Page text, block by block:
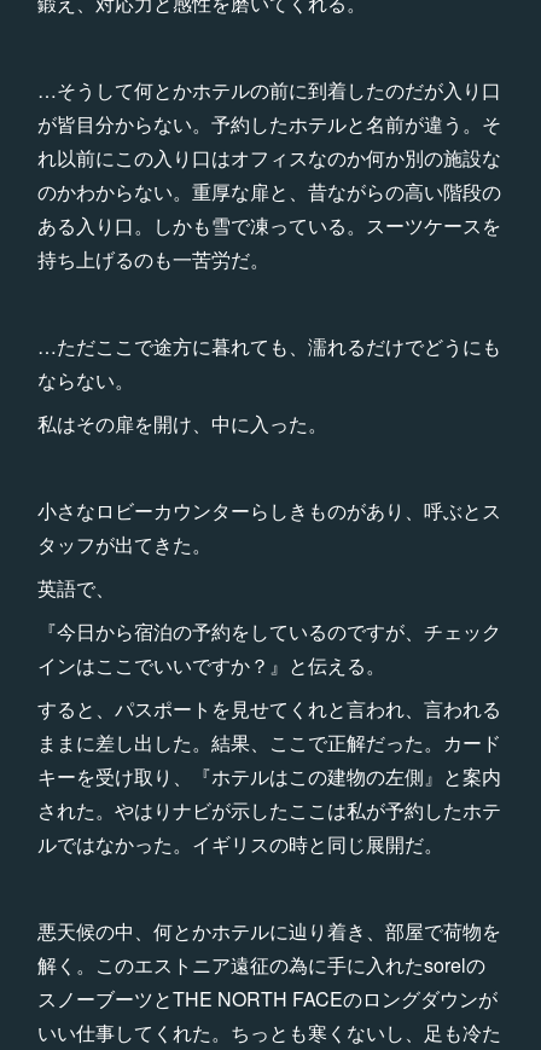
…そうして何とかホテルの前に到着したのだが入り口
が皆目分からない。予約したホテルと名前が違う。そ
れ以前にこの入り口はオフィスなのか何か別の施設な
のかわからない。重厚な扉と、昔ながらの高い階段の
ある入り口。しかも雪で凍っている。スーツケースを
持ち上げるのも一苦労だ。
…ただここで途方に暮れても、濡れるだけでどうにも
ならない。
私はその扉を開け、中に入った。
小さなロビーカウンターらしきものがあり、呼ぶとス
タッフが出てきた。
英語で、
『今日から宿泊の予約をしているのですが、チェック
インはここでいいですか？』と伝える。
すると、パスポートを見せてくれと言われ、言われる
ままに差し出した。結果、ここで正解だった。カード
キーを受け取り、『ホテルはこの建物の左側』と案内
された。やはりナビが示したここは私が予約したホテ
ルではなかった。イギリスの時と同じ展開だ。
悪天候の中、何とかホテルに辿り着き、部屋で荷物を
解く。このエストニア遠征の為に手に入れたsorelの
スノーブーツとTHE NORTH FACEのロングダウンが
いい仕事してくれた。ちっとも寒くないし、足も冷た